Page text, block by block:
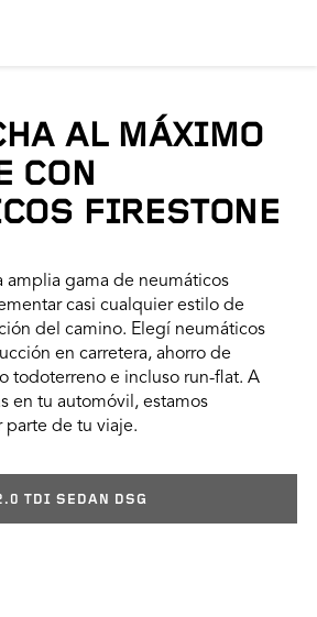
AL MÁXIMO
CON
FIRESTONE
amplia gama de neumáticos
casi cualquier estilo de
del camino. Elegí neumáticos
en carretera, ahorro de
todoterreno e incluso run-flat. A
en tu automóvil, estamos
parte de tu viaje.
TDI SEDAN DSG